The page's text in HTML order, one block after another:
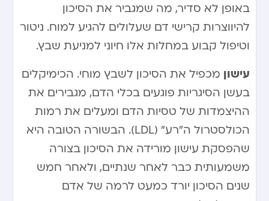
באופן לא סדיר, מה שמגביר את הסיכון
להיווצרות קרישי דם שעלולים להגיע למוח. ניטור
וטיפול קבוע במחלות אלו חיוני למניעת שבץ.
עישון מכפיל את הסיכון לשבץ מוחי. הכימיקלים
בעשן הסיגריות פוגעים בכלי הדם, מגבירים את
ההיצמדות של טסיות הדם ומעלים את רמות
הכולסטרול ה”רע” (LDL). הבשורה הטובה היא
שהפסקת עישון מורידה את הסיכון בצורה
משמעותית כבר לאחר שנתיים, ולאחר חמש
שנים הסיכון יורד כמעט לרמה של אדם